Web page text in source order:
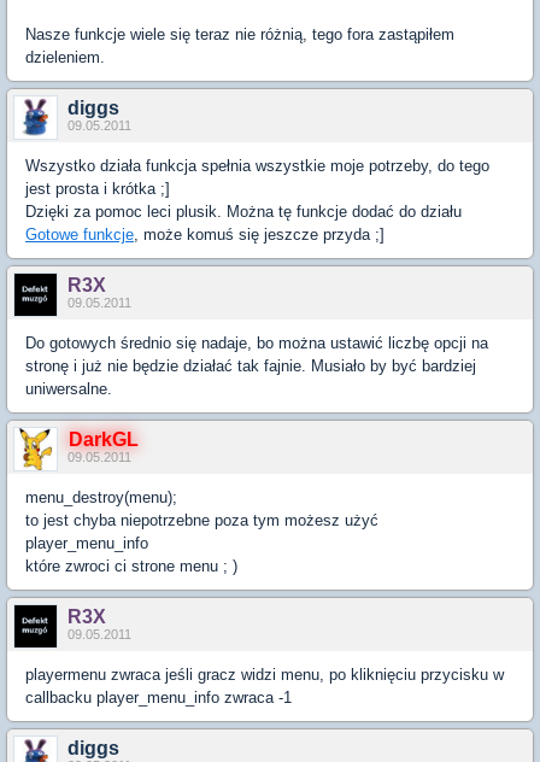
Nasze funkcje wiele się teraz nie różnią, tego fora zastąpiłem
dzieleniem.
diggs
09.05.2011
Wszystko działa funkcja spełnia wszystkie moje potrzeby, do tego
jest prosta i krótka ;]
Dzięki za pomoc leci plusik. Można tę funkcje dodać do działu
Gotowe funkcje, może komuś się jeszcze przyda ;]
R3X
09.05.2011
Do gotowych średnio się nadaje, bo można ustawić liczbę opcji na
stronę i już nie będzie działać tak fajnie. Musiało by być bardziej
uniwersalne.
DarkGL
09.05.2011
menu_destroy(menu);
to jest chyba niepotrzebne poza tym możesz użyć
player_menu_info
które zwroci ci strone menu ; )
R3X
09.05.2011
playermenu zwraca jeśli gracz widzi menu, po kliknięciu przycisku w
callbacku player_menu_info zwraca -1
diggs